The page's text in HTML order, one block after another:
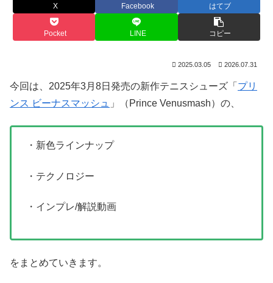
X Facebook はてブ
Pocket LINE コピー
2025.03.05 2026.07.31
今回は、2025年3月8日発売の新作テニスシューズ「 プリ
ンス ビーナスマッシュ
」（Prince Venusmash）の、
・新色ラインナップ
・テクノロジー
・インプレ/解説動画
をまとめていきます。